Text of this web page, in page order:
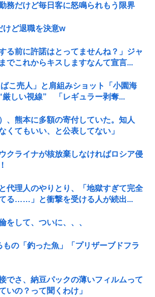
務だけど毎日客に怒鳴られもう限界
けど退職を決意w
る前に許諾はとってませんね？」ジャ
でこれからキスしますなんて宣言...
ばこ売人」と肩組みショット「小園海
厳しい視線” 「レギュラー剥奪...
、熊本に多額の寄付していた。知人
くてもいい、と公表してない」
クライナが核放棄しなければロシア侵
代理人のやりとり、「地獄すぎて完全
る……」と衝撃を受ける人が続出...
をして、ついに、、、
の「釣った魚」「プリザーブドフラ
でさ、納豆パックの薄いフィルムって
いの？って聞くわけ」